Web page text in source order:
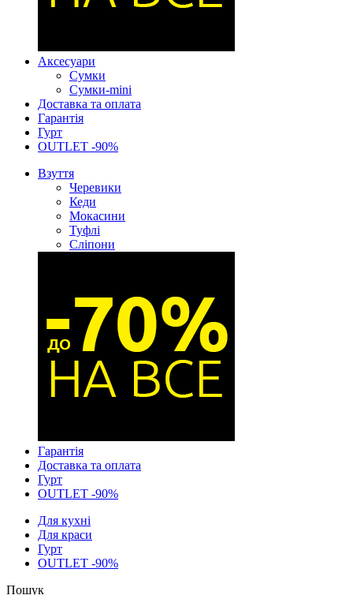
Аксесуари
Сумки
Сумки-mini
Доставка та оплата
Гарантія
Гурт
OUTLET -90%
Взуття
Черевики
Кеди
Мокасини
Туфлі
Сліпони
Гарантія
Доставка та оплата
Гурт
OUTLET -90%
Для кухні
Для краси
Гурт
OUTLET -90%
Пошук